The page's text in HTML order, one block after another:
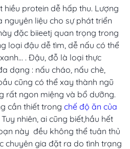
hiều protein dễ hấp thu. Lượng
liệu cho sự phát triển
đặc biieetj quan trọng trong
loại đậu dễ tìm, dễ nấu có thể
. Đậu, đỗ là loại thực
dạng : nấu cháo, nấu chè,
cũng có thể xay thành ngũ
rất ngon miệng và bổ dưỡng.
cần thiết trong chế độ ăn của
Tuy nhiên, ai cũng biết,hầu hết
này đều không thể tuân thủ
chuyên gia đặt ra do tình trạng